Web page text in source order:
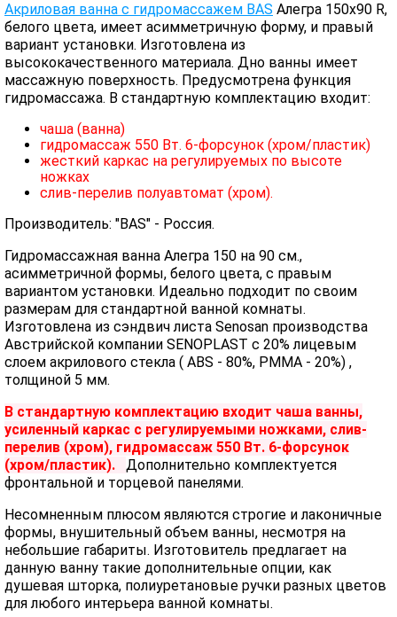
Акриловая ванна с гидромассажем BAS Алегра 150х90 R,
белого цвета, имеет асимметричную форму, и правый
вариант установки. Изготовлена из
высококачественного материала. Дно ванны имеет
массажную поверхность. Предусмотрена функция
гидромассажа. В стандартную комплектацию входит:
чаша (ванна)
гидромассаж 550 Вт. 6-форсунок (хром/пластик)
жесткий каркас на регулируемых по высоте
ножках
слив-перелив полуавтомат (хром).
Производитель: "BAS" - Россия.
Гидромассажная ванна Алегра 150 на 90 см.,
асимметричной формы, белого цвета, с правым
вариантом установки. Идеально подходит по своим
размерам для стандартной ванной комнаты.
Изготовлена из сэндвич листа Senosan производства
Австрийской компании SENOPLAST c 20% лицевым
слоем акрилового стекла ( ABS - 80%, PMMA - 20%) ,
толщиной 5 мм.
В стандартную комплектацию входит чаша ванны,
усиленный каркас с регулируемыми ножками, слив-
перелив (хром), гидромассаж 550 Вт. 6-форсунок
(хром/пластик).
Дополнительно комплектуется
фронтальной и торцевой панелями.
Несомненным плюсом являются строгие и лаконичные
формы, внушительный объем ванны, несмотря на
небольшие габариты. Изготовитель предлагает на
данную ванну такие дополнительные опции, как
душевая шторка, полиуретановые ручки разных цветов
для любого интерьера ванной комнаты.